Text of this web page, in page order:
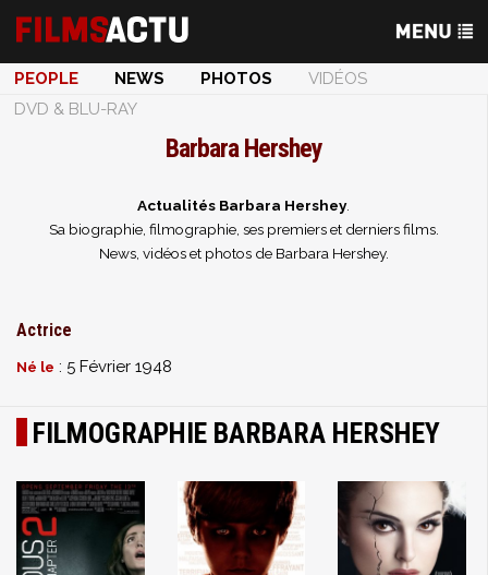
PEOPLE NEWS PHOTOS
VIDÉOS
DVD & BLU-RAY
Barbara Hershey
Actualités Barbara Hershey.
Sa biographie, filmographie, ses premiers et derniers films.
News, vidéos et photos de Barbara Hershey.
Actrice
Né le : 5 Février 1948
FILMOGRAPHIE BARBARA HERSHEY